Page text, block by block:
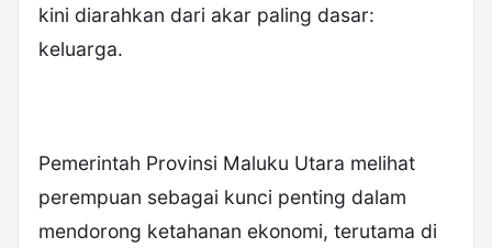
kini diarahkan dari akar paling dasar:
keluarga.
Pemerintah Provinsi Maluku Utara melihat
perempuan sebagai kunci penting dalam
mendorong ketahanan ekonomi, terutama di